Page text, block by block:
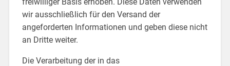
wir ausschließlich für den Versand der
angeforderten Informationen und geben diese nicht
an Dritte weiter.
Die Verarbeitung der in das